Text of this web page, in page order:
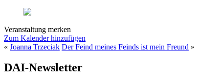
Veranstaltung merken
Zum Kalender hinzufügen
« Joanna Trzeciak Der Feind meines Feinds ist mein Freund »
DAI-Newsletter